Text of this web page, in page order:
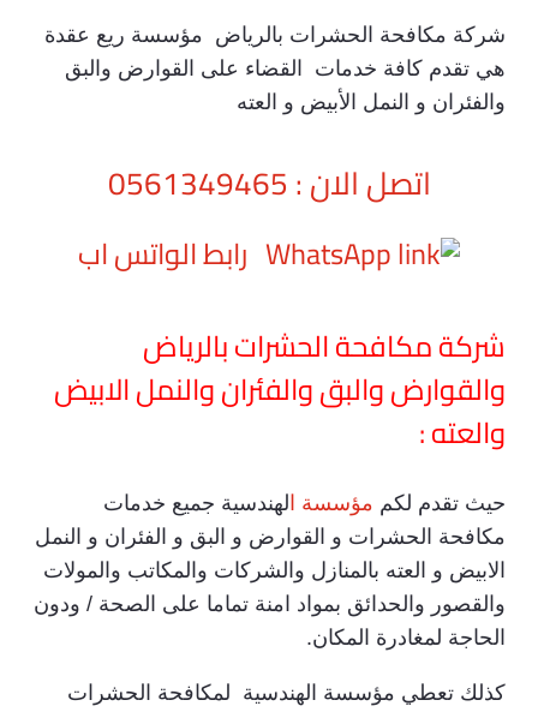
شركة مكافحة الحشرات بالرياض مؤسسة ريع عقدة
هي تقدم كافة خدمات القضاء على القوارض والبق
والفئران و النمل الأبيض و العته
اتصل الان : 0561349465
رابط الواتس اب
شركة مكافحة الحشرات بالرياض
والقوارض والبق والفئران والنمل الابيض
والعته :
حيث تقدم لكم مؤسسة ا لهندسية جميع خدمات
مكافحة الحشرات و القوارض و البق و الفئران و النمل
الابيض و العته بالمنازل والشركات والمكاتب والمولات
والقصور والحدائق بمواد امنة تماما على الصحة / ودون
الحاجة لمغادرة المكان.
كذلك تعطي مؤسسة الهندسية لمكافحة الحشرات